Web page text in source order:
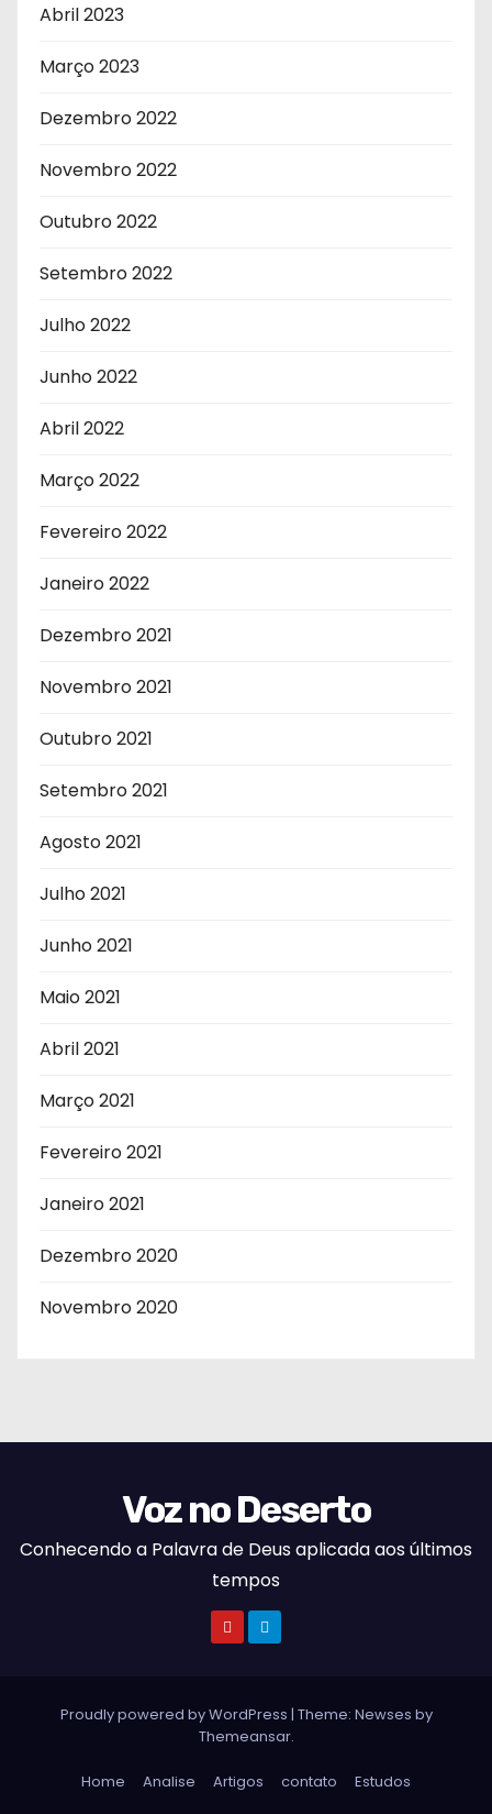
Abril 2023
Março 2023
Dezembro 2022
Novembro 2022
Outubro 2022
Setembro 2022
Julho 2022
Junho 2022
Abril 2022
Março 2022
Fevereiro 2022
Janeiro 2022
Dezembro 2021
Novembro 2021
Outubro 2021
Setembro 2021
Agosto 2021
Julho 2021
Junho 2021
Maio 2021
Abril 2021
Março 2021
Fevereiro 2021
Janeiro 2021
Dezembro 2020
Novembro 2020
Voz no Deserto
Conhecendo a Palavra de Deus aplicada aos últimos
tempos
Proudly powered by WordPress | Theme: Newses by
Themeansar.
Home Analise Artigos contato
Estudos